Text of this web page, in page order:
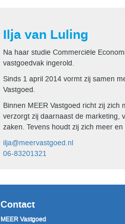
Ilja van Luling
Na haar studie Commerciële
vastgoedvak ingerold.
Sinds 1 april 2014 vormt zij samen
Vastgoed.
Binnen MEER Vastgoed richt zij zich
verzorgt zij daarnaast de marketing,
zaken. Tevens houdt zij zich meer
ilja@meervastgoed.nl
06-83201321
Contact
MEER Vastgoed